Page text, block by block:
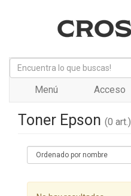
Menú Acceso
Toner Epson (0 art.)